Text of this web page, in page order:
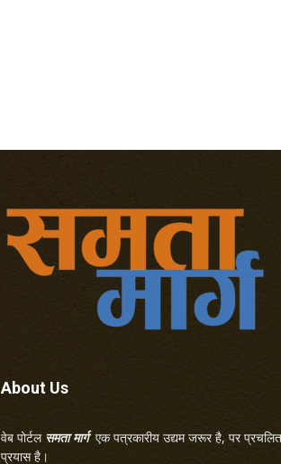
About Us
वेब पोर्टल समता मार्गएक पत्रकारीय उद्यम जरूर है, पर
प्रयास है।